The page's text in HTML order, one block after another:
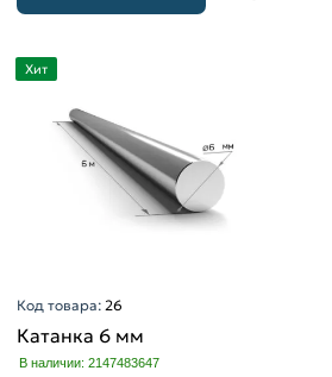
Хит
Код товара:26
Катанка 6 мм
В наличии: 2147483647